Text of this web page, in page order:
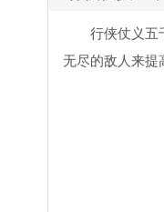
行侠仗义五
无尽的敌人来提